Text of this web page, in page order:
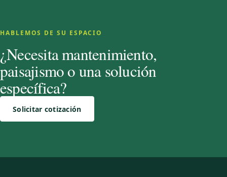
HABLEMOS DE SU ESPACIO
¿Necesita mantenimiento,
paisajismo o una solución
específica?
Solicitar cotización